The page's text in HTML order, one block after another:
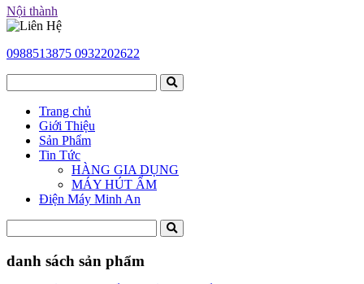
Nội thành
0988513875 0932202622
Trang chủ
Giới Thiệu
Sản Phẩm
Tin Tức
HÀNG GIA DỤNG
MÁY HÚT ẨM
Điện Máy Minh An
danh sách sản phẩm